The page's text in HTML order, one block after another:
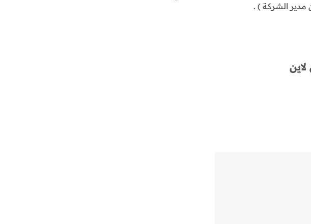
مدير الشركة ) .